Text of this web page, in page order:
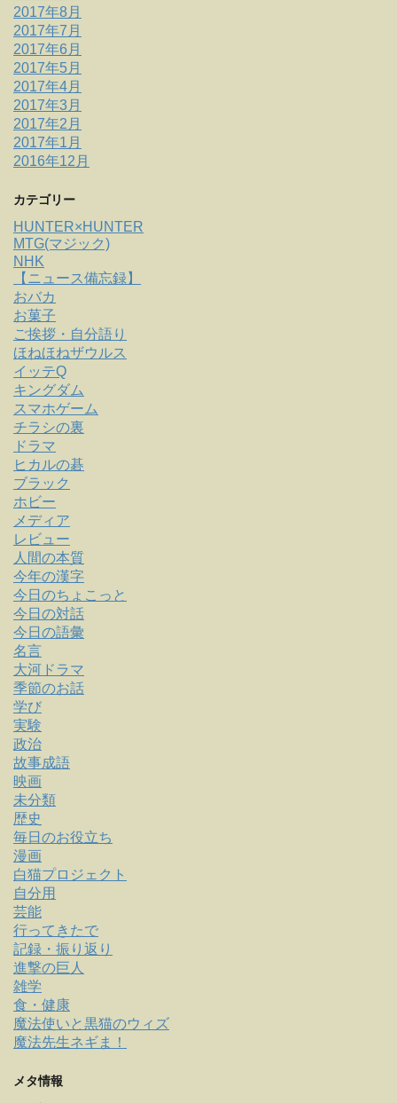
2017年8月
2017年7月
2017年6月
2017年5月
2017年4月
2017年3月
2017年2月
2017年1月
2016年12月
カテゴリー
HUNTER×HUNTER
MTG(マジック)
NHK
【ニュース備忘録】
おバカ
お菓子
ご挨拶・自分語り
ほねほねザウルス
イッテQ
キングダム
スマホゲーム
チラシの裏
ドラマ
ヒカルの碁
ブラック
ホビー
メディア
レビュー
人間の本質
今年の漢字
今日のちょこっと
今日の対話
今日の語彙
名言
大河ドラマ
季節のお話
学び
実験
政治
故事成語
映画
未分類
歴史
毎日のお役立ち
漫画
白猫プロジェクト
自分用
芸能
行ってきたで
記録・振り返り
進撃の巨人
雑学
食・健康
魔法使いと黒猫のウィズ
魔法先生ネギま！
メタ情報